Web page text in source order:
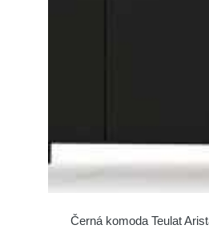
Černá komoda Teulat